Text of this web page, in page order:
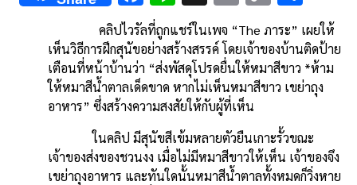
ac
e
b
o
o
k
n
e
m
ai
l
py
Li
n
k
ar
e
คลิปไวรัลที่ถูกแชร์ในเพจ “The ภาระ” เผยให้
เห็นวิธีการฝึกสุนัขอย่างสร้างสรรค์ โดยเจ้าของบ้านติดป้าย
เตือนที่หน้าบ้านว่า “ส่งพัสดุโปรดยื่นให้หมาสีขาว *ห้าม
ให้หมาสีน้ำตาลเด็ดขาด หากไม่เห็นหมาสีขาว เขย่าถุง
อาหาร” ซึ่งสร้างความสงสัยให้กับผู้ที่เห็น
ในคลิป มีสุนัขสีเข้มหลายตัวยืนเกาะรั้วขณะ
เจ้าของส่งของชวนงง เมื่อไม่มีหมาสีขาวให้เห็น เจ้าของจึง
เขย่าถุงอาหาร และทันใดนั้นหมาสีน้ำตาลทั้งหมดก็วิ่งหาย